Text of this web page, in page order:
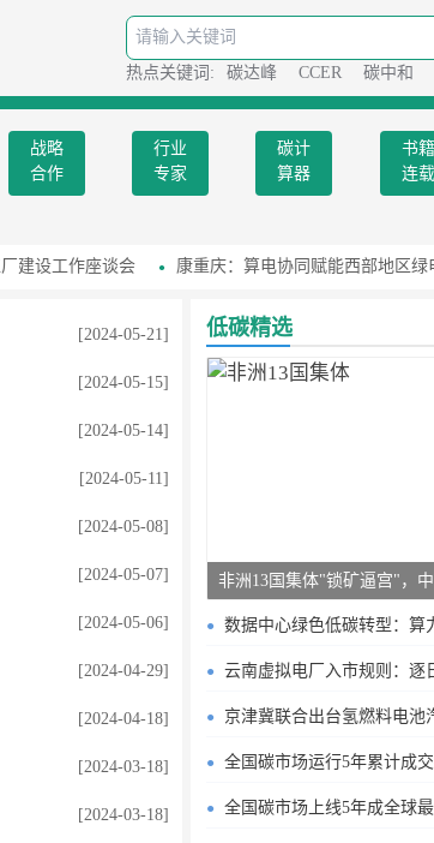
热点关键词:
碳达峰 CCER 碳中和
战略
合作
行业
专家
碳计
算器
书籍
连载
设工作座谈会 康重庆：算电协同赋能西部地区绿
[2024-05-21]
[2024-05-15]
[2024-05-14]
[2024-05-11]
[2024-05-08]
[2024-05-07]
[2024-05-06]
[2024-04-29]
[2024-04-18]
[2024-03-18]
[2024-03-18]
低碳精选
数据中心绿色低碳转型：算力布
云南虚拟电厂入市规则：逐
京津冀联合出台氢燃料电池
全国碳市场运行5年累计成
全国碳市场上线5年成全球